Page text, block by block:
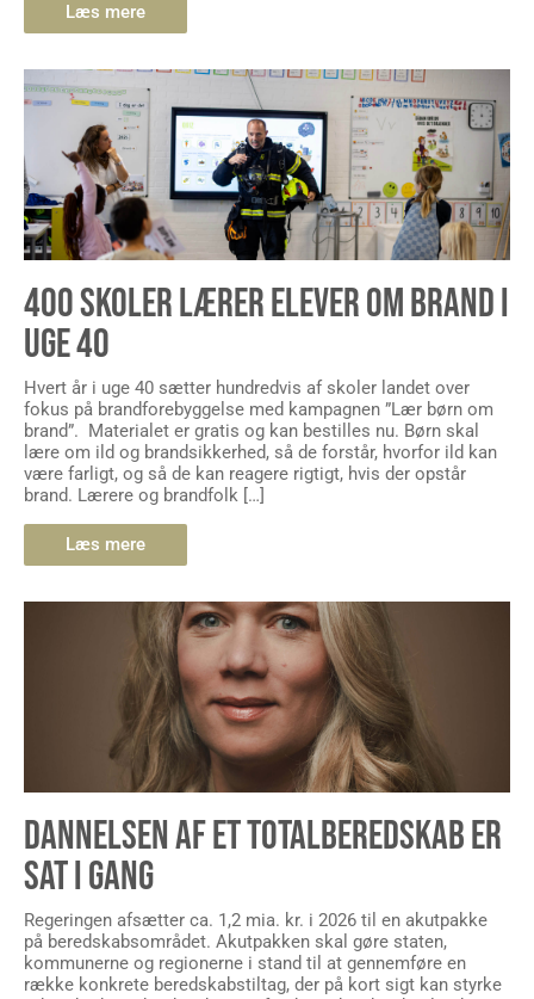
Læs mere
400 SKOLER LÆRER ELEVER OM BRAND I
UGE 40
Hvert år i uge 40 sætter hundredvis af skoler landet over
fokus på brandforebyggelse med kampagnen ”Lær børn om
brand”. Materialet er gratis og kan bestilles nu. Børn skal
lære om ild og brandsikkerhed, så de forstår, hvorfor ild kan
være farligt, og så de kan reagere rigtigt, hvis der opstår
brand. Lærere og brandfolk […]
Læs mere
DANNELSEN AF ET TOTALBEREDSKAB ER
SAT I GANG
Regeringen afsætter ca. 1,2 mia. kr. i 2026 til en akutpakke
på beredskabsområdet. Akutpakken skal gøre staten,
kommunerne og regionerne i stand til at gennemføre en
række konkrete beredskabstiltag, der på kort sigt kan styrke